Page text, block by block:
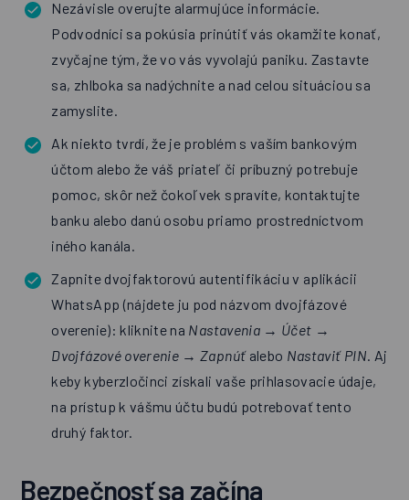
Nezávisle overujte alarmujúce informácie.
Podvodníci sa pokúsia prinútiť vás okamžite konať,
zvyčajne tým, že vo vás vyvolajú paniku. Zastavte
sa, zhlboka sa nadýchnite a nad celou situáciou sa
zamyslite.
Ak niekto tvrdí, že je problém s vaším bankovým
účtom alebo že váš priateľ či príbuzný potrebuje
pomoc, skôr než čokoľvek spravíte, kontaktujte
banku alebo danú osobu priamo prostredníctvom
iného kanála.
Zapnite dvojfaktorovú autentifikáciu v aplikácii
WhatsApp (nájdete ju pod názvom dvojfázové
overenie): kliknite na Nastavenia→ Účet →
Dvojfázové overenie → Zapnúťalebo Nastaviť PIN. Aj
keby kyberzločinci získali vaše prihlasovacie údaje,
na prístup k vášmu účtu budú potrebovať tento
druhý faktor.
Bezpečnosť sa začína